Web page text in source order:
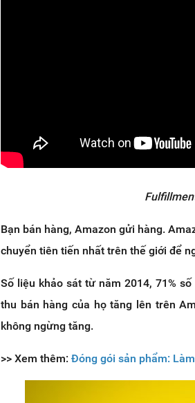
Bạn bán hàng, Amazon gửi hàng.
chuyển tiên tiến nhất trên thế giới để
Số liệu khảo sát từ năm 2014, 71%
thu bán hàng của họ tăng lên trên
không ngừng tăng.
>> Xem thêm:Đóng gói sản phẩm: